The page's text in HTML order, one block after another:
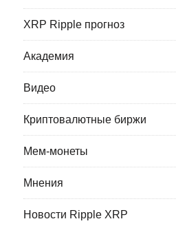
XRP Ripple прогноз
Академия
Видео
Криптовалютные биржи
Мем-монеты
Мнения
Новости Ripple XRP